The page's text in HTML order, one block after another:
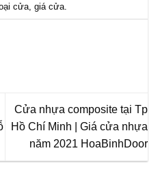
cửa giá cửa
Cửa nhựa composite tại Tp
Hồ Chí Minh | Giá cửa nhựa
năm 2021 HoaBinhDoor